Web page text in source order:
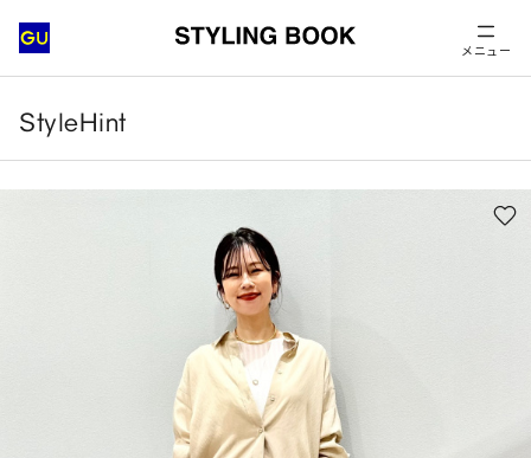
メニュー
StyleHint